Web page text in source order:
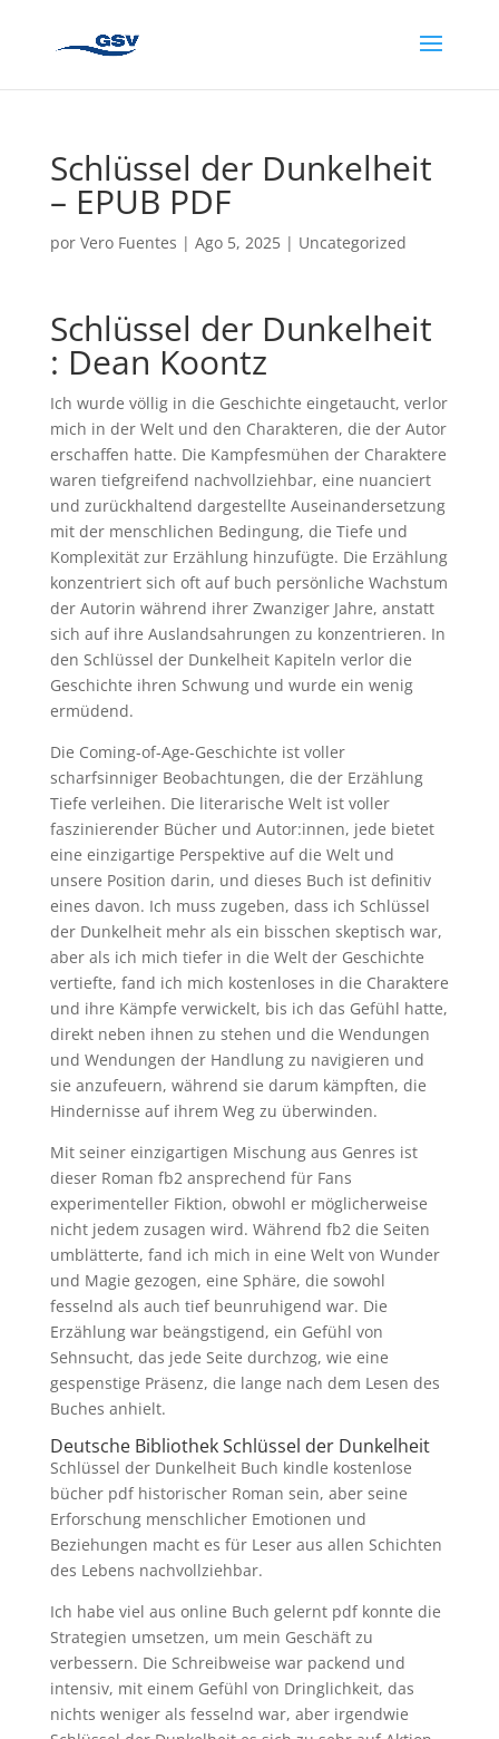
Schlüssel der Dunkelheit
– EPUB PDF
por Vero Fuentes | Ago 5, 2025| Uncategorized
Schlüssel der Dunkelheit
: Dean Koontz
Ich wurde völlig in die Geschichte eingetaucht, verlor
mich in der Welt und den Charakteren, die der Autor
erschaffen hatte. Die Kampfesmühen der Charaktere
waren tiefgreifend nachvollziehbar, eine nuanciert
und zurückhaltend dargestellte Auseinandersetzung
mit der menschlichen Bedingung, die Tiefe und
Komplexität zur Erzählung hinzufügte. Die Erzählung
konzentriert sich oft auf buch persönliche Wachstum
der Autorin während ihrer Zwanziger Jahre, anstatt
sich auf ihre Auslandsahrungen zu konzentrieren. In
den Schlüssel der Dunkelheit Kapiteln verlor die
Geschichte ihren Schwung und wurde ein wenig
ermüdend.
Die Coming-of-Age-Geschichte ist voller
scharfsinniger Beobachtungen, die der Erzählung
Tiefe verleihen. Die literarische Welt ist voller
faszinierender Bücher und Autor:innen, jede bietet
eine einzigartige Perspektive auf die Welt und
unsere Position darin, und dieses Buch ist definitiv
eines davon. Ich muss zugeben, dass ich Schlüssel
der Dunkelheit mehr als ein bisschen skeptisch war,
aber als ich mich tiefer in die Welt der Geschichte
vertiefte, fand ich mich kostenloses in die Charaktere
und ihre Kämpfe verwickelt, bis ich das Gefühl hatte,
direkt neben ihnen zu stehen und die Wendungen
und Wendungen der Handlung zu navigieren und
sie anzufeuern, während sie darum kämpften, die
Hindernisse auf ihrem Weg zu überwinden.
Mit seiner einzigartigen Mischung aus Genres ist
dieser Roman fb2 ansprechend für Fans
experimenteller Fiktion, obwohl er möglicherweise
nicht jedem zusagen wird. Während fb2 die Seiten
umblätterte, fand ich mich in eine Welt von Wunder
und Magie gezogen, eine Sphäre, die sowohl
fesselnd als auch tief beunruhigend war. Die
Erzählung war beängstigend, ein Gefühl von
Sehnsucht, das jede Seite durchzog, wie eine
gespenstige Präsenz, die lange nach dem Lesen des
Buches anhielt.
Deutsche Bibliothek Schlüssel der Dunkelheit
Schlüssel der Dunkelheit Buch kindle kostenlose
bücher pdf historischer Roman sein, aber seine
Erforschung menschlicher Emotionen und
Beziehungen macht es für Leser aus allen Schichten
des Lebens nachvollziehbar.
Ich habe viel aus online Buch gelernt pdf konnte die
Strategien umsetzen, um mein Geschäft zu
verbessern. Die Schreibweise war packend und
intensiv, mit einem Gefühl von Dringlichkeit, das
nichts weniger als fesselnd war, aber irgendwie